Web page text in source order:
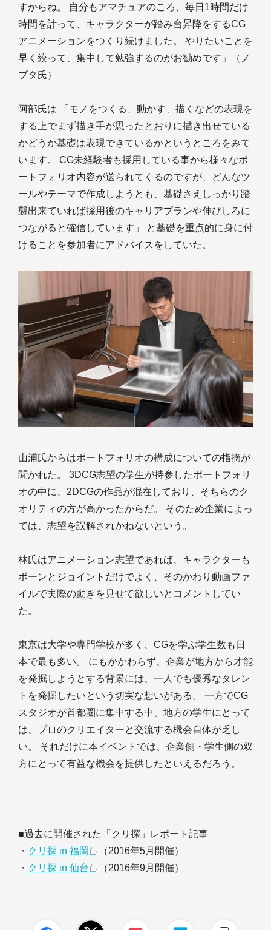
すからね。 自分もアマチュアのころ、毎日1時間だけ
時間を計って、キャラクターが踏み台昇降をするCG
アニメーションをつくり続けました。 やりたいことを
早く絞って、集中して勉強するのがお勧めです」（ノ
ブタ氏）
阿部氏は 「モノをつくる、動かす、描くなどの表現を
する上でまず描き手が思ったとおりに描き出せている
かどうか基礎は表現できているかというところをみて
います。 CG未経験者も採用している事から様々なポ
ートフォリオ内容が送られてくるのですが、どんなツ
ールやテーマで作成しようとも、基礎さえしっかり踏
襲出来ていれば採用後のキャリアプランや伸びしろに
つながると確信しています」 と基礎を重点的に身に付
けることを参加者にアドバイスをしていた。
山浦氏からはポートフォリオの構成についての指摘が
聞かれた。 3DCG志望の学生が持参したポートフォリ
オの中に、2DCGの作品が混在しており、そちらのク
オリティの方が高かったからだ。 そのため企業によっ
ては、志望を誤解されかねないという。
林氏はアニメーション志望であれば、キャラクターも
ボーンとジョイントだけでよく、そのかわり動画ファ
イルで実際の動きを見せて欲しいとコメントしてい
た。
東京は大学や専門学校が多く、CGを学ぶ学生数も日
本で最も多い。 にもかかわらず、企業が地方から才能
を発掘しようとする背景には、一人でも優秀なタレン
トを発掘したいという切実な想いがある。 一方でCG
スタジオが首都圏に集中する中、地方の学生にとって
は、プロのクリエイターと交流する機会自体が乏し
い。 それだけに本イベントでは、企業側・学生側の双
方にとって有益な機会を提供したといえるだろう。
■過去に開催された「クリ探」レポート記事
・ クリ探 in 福岡
（2016年5月開催）
・ クリ探 in 仙台 （2016年9月開催）